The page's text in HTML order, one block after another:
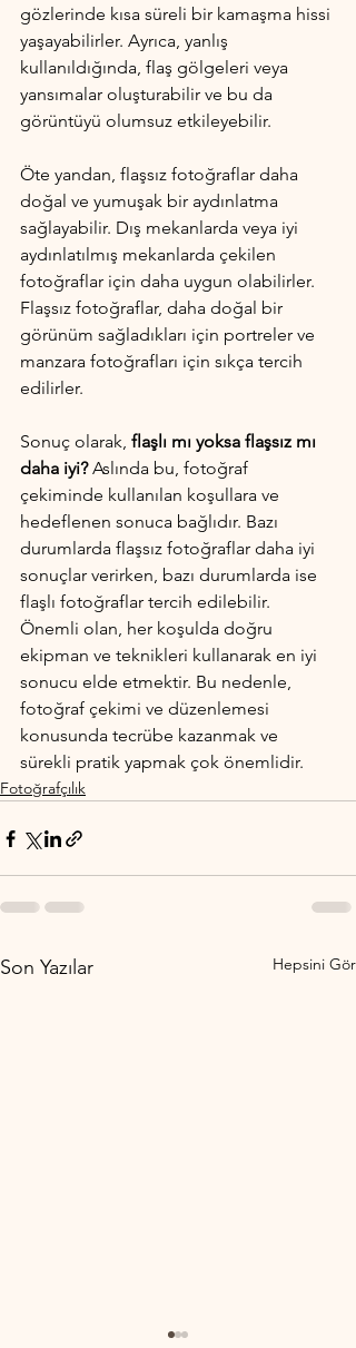
gözlerinde kısa süreli bir kamaşma hissi
yaşayabilirler. Ayrıca, yanlış
kullanıldığında, flaş gölgeleri veya
yansımalar oluşturabilir ve bu da
görüntüyü olumsuz etkileyebilir.
Öte yandan, flaşsız fotoğraflar daha
doğal ve yumuşak bir aydınlatma
sağlayabilir. Dış mekanlarda veya iyi
aydınlatılmış mekanlarda çekilen
fotoğraflar için daha uygun olabilirler.
Flaşsız fotoğraflar, daha doğal bir
görünüm sağladıkları için portreler ve
manzara fotoğrafları için sıkça tercih
edilirler.
Sonuç olarak, flaşlı mı yoksa flaşsız mı
daha iyi? Aslında bu, fotoğraf
çekiminde kullanılan koşullara ve
hedeflenen sonuca bağlıdır. Bazı
durumlarda flaşsız fotoğraflar daha iyi
sonuçlar verirken, bazı durumlarda ise
flaşlı fotoğraflar tercih edilebilir.
Önemli olan, her koşulda doğru
ekipman ve teknikleri kullanarak en iyi
sonucu elde etmektir. Bu nedenle,
fotoğraf çekimi ve düzenlemesi
konusunda tecrübe kazanmak ve
sürekli pratik yapmak çok önemlidir.
Fotoğrafçılık
Son Yazılar Hepsini Gör